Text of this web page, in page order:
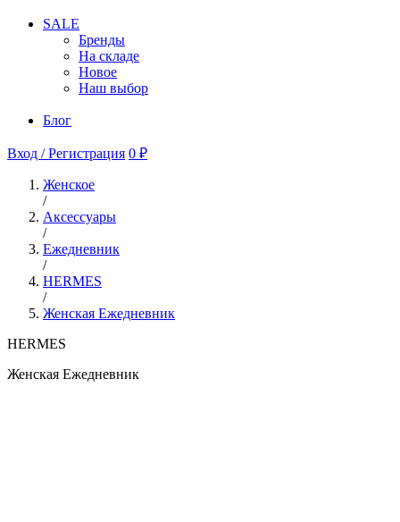
SALE
Бренды
На складе
Новое
Наш выбор
Блог
Вход / Регистрация 0 ₽
Женское
/
Аксессуары
/
Ежедневник
/
HERMES
/
Женская Ежедневник
HERMES
Женская Ежедневник